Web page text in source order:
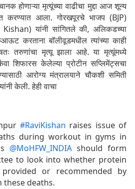
होणाऱ्या मृत्यूंच्या वाढीचा मुद्दा आज शून्य
करण्यात आला. गोरखपूरचे भाजप (BJP)
यांनी सांगितले की, अलिकडच्या
करताना बॉलीवूडमधील त्यांच्या काही
तरुणांचा मृत्यू झाला आहे. या मृत्यूंमध्ये
शिफारस केलेल्या प्रोटीन सप्लिमेंट्सचा
आरोग्य मंत्रालयाने चौकशी समिती
केली. हेही वाचा
#RaviKishan raises issue of
during workout in gyms in
@MoHFW_INDIA should form
to look into whether protein
or recommended by
these deaths.